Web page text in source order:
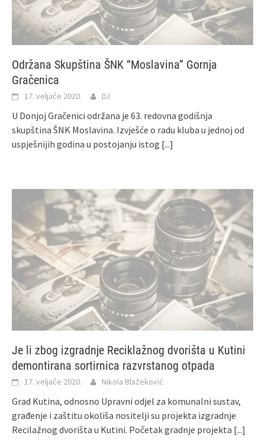
Održana Skupština ŠNK “Moslavina” Gornja
Gračenica
17. veljače 2020. DJ
U Donjoj Gračenici održana je 63. redovna godišnja
skupština ŠNK Moslavina. Izvješće o radu kluba u jednoj od
uspješnijih godina u postojanju istog [...]
Je li zbog izgradnje Reciklažnog dvorišta u Kutini
demontirana sortirnica razvrstanog otpada
17. veljače 2020. Nikola Blažeković
Grad Kutina, odnosno Upravni odjel za komunalni sustav,
građenje i zaštitu okoliša nositelji su projekta izgradnje
Recilažnog dvorišta u Kutini. Početak gradnje projekta [...]